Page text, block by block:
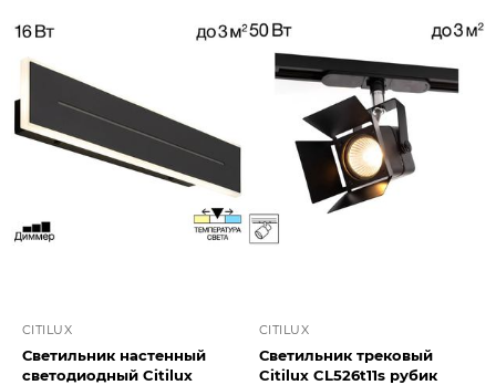
CITILUX
Светильник настенный
светодиодный Citilux
CITILUX
Светильник трековый
Citilux CL526t11s рубик